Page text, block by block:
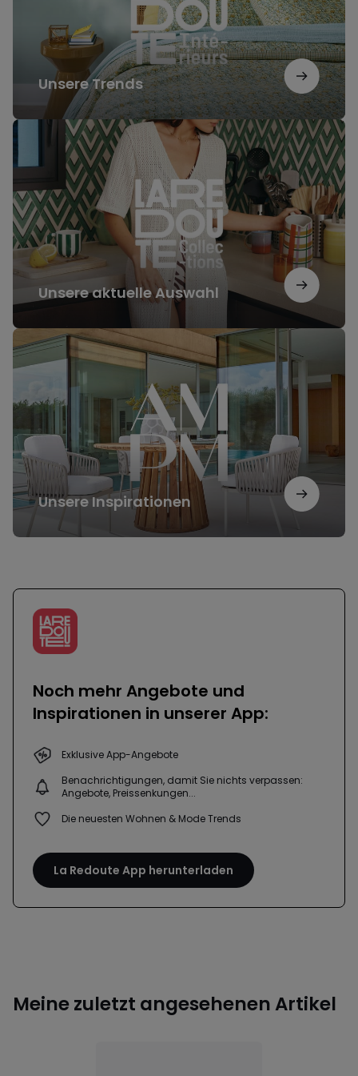
Unsere Trends
Unsere aktuelle Auswahl
Unsere
aktuelle
Auswahl
Unsere Inspirationen
Unsere
Inspirationen
Noch mehr Angebote und
Inspirationen in unserer App:
Exklusive App-Angebote
Benachrichtigungen, damit Sie nichts verpassen:
Angebote, Preissenkungen...
Die neuesten Wohnen & Mode Trends
La Redoute App herunterladen
Meine zuletzt angesehenen Artikel